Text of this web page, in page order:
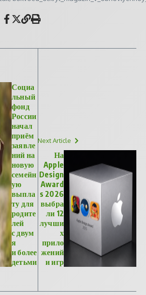
Социа
льный
фонд
России
начал
приём
заявле
ний на
новую
семейн
ую
выпла
ту для
родите
лей
с двум
я
и более
детьми
Next Article
На
Apple
Design
Award
s 2026
выбра
ли 12
лучши
х
прило
жений
и игр